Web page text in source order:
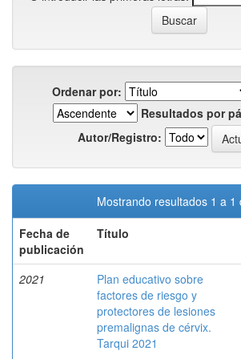
Ordenar por:
Resultados por
Autor/Registro:
Mostrando resultados 1 a 1
Fecha de
publicación
Título
2021
Plan educativo sobre
factores de riesgo y
protectores de lesiones
premalignas de cérvix.
Tarqui 2021